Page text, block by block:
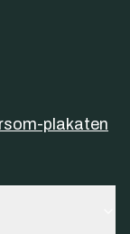
plakaten